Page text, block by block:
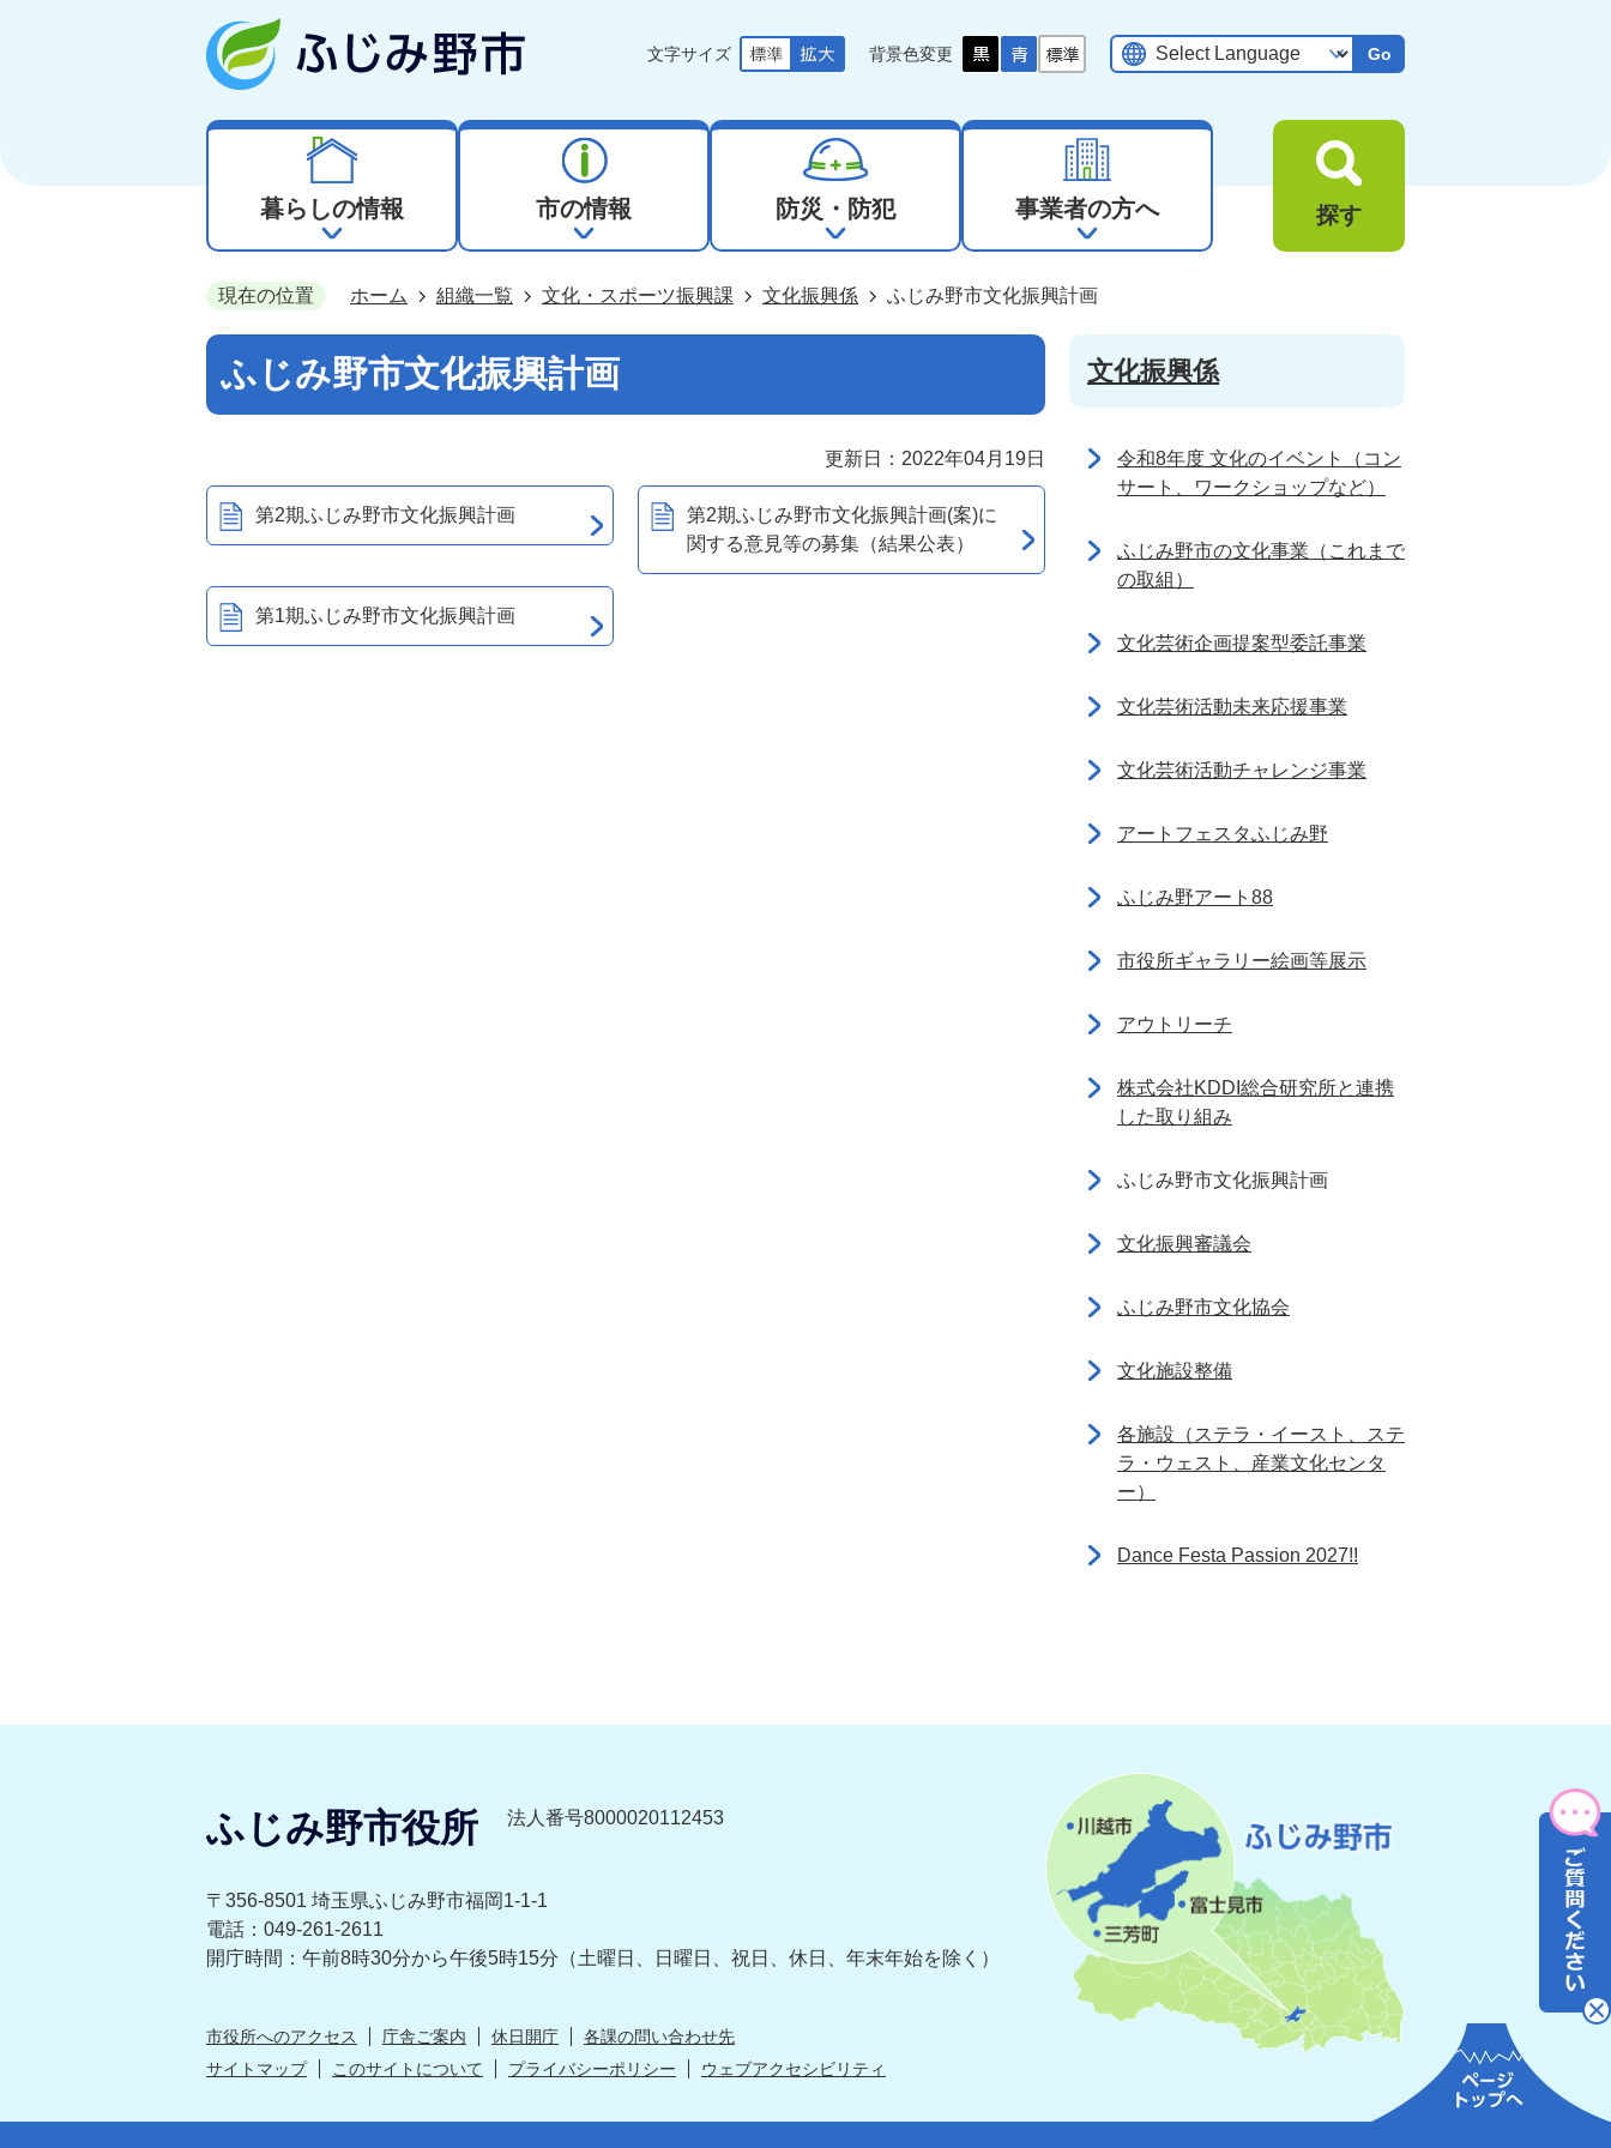
文字サイズ 背景色変更 Go
暮らしの情報 市の情報 防災・防犯 事業者の方へ 探す
現在の位置 ホーム 組織一覧 文化・スポーツ振興課 文化振興係 ふじみ野市文化振興計画
ふじみ野市文化振興計画
更新日：2022年04月19日
第2期ふじみ野市文化振興計画
第2期ふじみ野市文化振興計画(案)に
関する意見等の募集（結果公表）
第1期ふじみ野市文化振興計画
文化振興係
令和8年度 文化のイベント（コン
サート、ワークショップなど）
ふじみ野市の文化事業（これまで
の取組）
文化芸術企画提案型委託事業
文化芸術活動未来応援事業
文化芸術活動チャレンジ事業
アートフェスタふじみ野
ふじみ野アート88
市役所ギャラリー絵画等展示
アウトリーチ
株式会社KDDI総合研究所と連携
した取り組み
ふじみ野市文化振興計画
文化振興審議会
ふじみ野市文化協会
文化施設整備
各施設（ステラ・イースト、ステ
ラ・ウェスト、産業文化センタ
ー）
Dance Festa Passion 2027!!
ふじみ野市役所 法人番号8000020112453
〒356-8501 埼玉県ふじみ野市福岡1-1-1
電話：049-261-2611
開庁時間：午前8時30分から午後5時15分 （土曜日、日曜日、祝日、休日、年末年始を除く）
市役所へのアクセス 庁舎ご案内 休日開庁
各課の問い合わせ先
サイトマップ
このサイトについて プライバシーポリシー ウェブアクセシビリティ